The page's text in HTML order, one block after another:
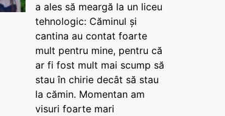
a ales să meargă la un liceu
tehnologic: Căminul și
cantina au contat foarte
mult pentru mine, pentru că
ar fi fost mult mai scump să
stau în chirie decât să stau
la cămin. Momentan am
visuri foarte mari